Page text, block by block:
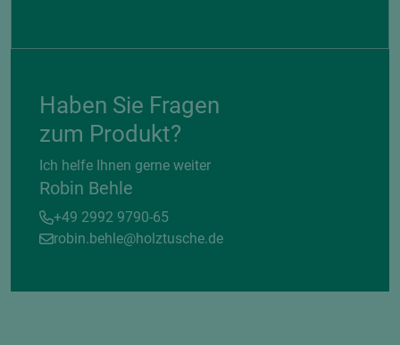
Haben Sie Fragen
zum Produkt?
Ich helfe Ihnen gerne weiter
Robin Behle
+49 2992 9790-65
robin.behle@holztusche.de